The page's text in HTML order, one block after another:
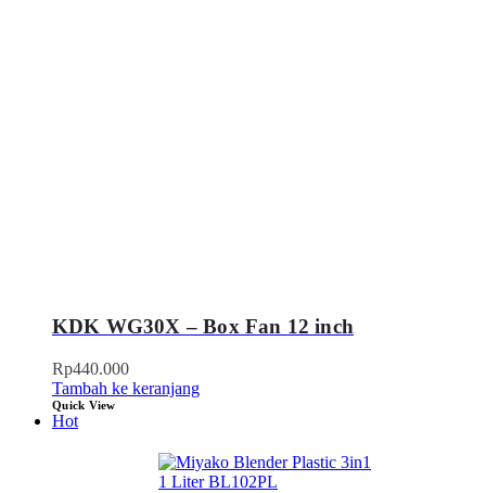
KDK WG30X – Box Fan 12 inch
Rp440.000
Tambah ke keranjang
Quick View
Hot